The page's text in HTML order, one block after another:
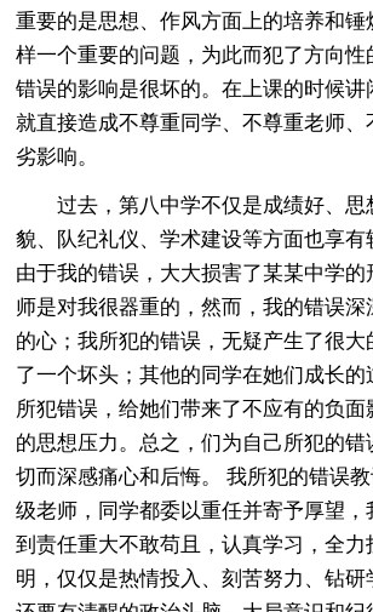
重要的是思想、作风方面上的培养和锤
样一个重要的问题，为此而犯了方向性
错误的影响是很坏的。在上课的时候讲
就直接造成不尊重同学、不尊重老师
劣影响。
过去，第八中学不仅是成绩好、思
貌、队纪礼仪、学术建设等方面也享有
由于我的错误，大大损害了某某中学
师是对我很器重的，然而，我的错误深
的心；我所犯的错误，无疑产生了很大
了一个坏头；其他的同学在她们成长
所犯错误，给她们带来了不应有的负面
的思想压力。总之，们为自己所犯的错
切而深感痛心和后悔。 我所犯的错误
级老师，同学都委以重任并寄予厚望，
到责任重大不敢苟且，认真学习，全力
明，仅仅是热情投入、刻苦努力、钻研